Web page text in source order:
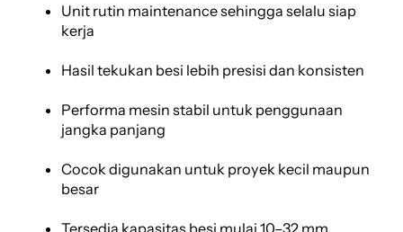
Unit rutin maintenance sehingga selalu siap
kerja
Hasil tekukan besi lebih presisi dan konsisten
Performa mesin stabil untuk penggunaan
jangka panjang
Cocok digunakan untuk proyek kecil maupun
besar
Tersedia kapasitas besi mulai 10–32 mm